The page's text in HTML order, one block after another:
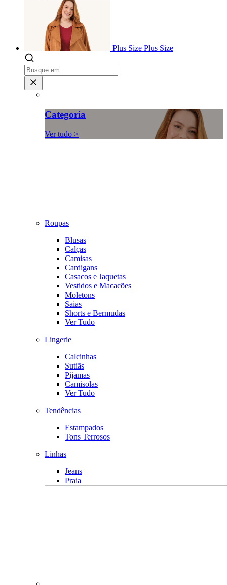
Plus Size Plus Size
Categoria
Ver tudo >
Roupas
Blusas
Calças
Camisas
Cardigans
Casacos e Jaquetas
Vestidos e Macacões
Moletons
Saias
Shorts e Bermudas
Ver Tudo
Lingerie
Calcinhas
Sutiãs
Pijamas
Camisolas
Ver Tudo
Tendências
Estampados
Tons Terrosos
Linhas
Jeans
Praia